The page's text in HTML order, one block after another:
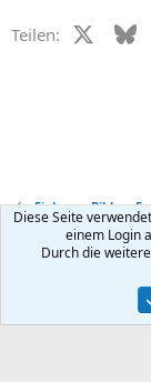
Teilen: X
Fieber- + Bibber-
Kontakt
Community platform
Diese Seite
einem Login
Durch die